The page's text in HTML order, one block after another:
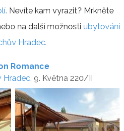
. Nevíte kam vyrazit? Mrkněte
na další možnosti ubytování
Hradec.
Romance
Hradec , 9. Května 220/II